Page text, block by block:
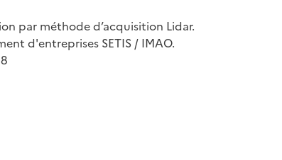
par méthode d’acquisition Lidar.
d'entreprises SETIS / IMAO.